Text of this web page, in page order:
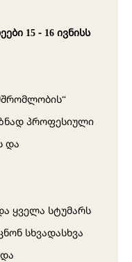
15 - 16 ივნისს
“
პროფესიული
და
ყველა სტუმარს
სხვადასხვა